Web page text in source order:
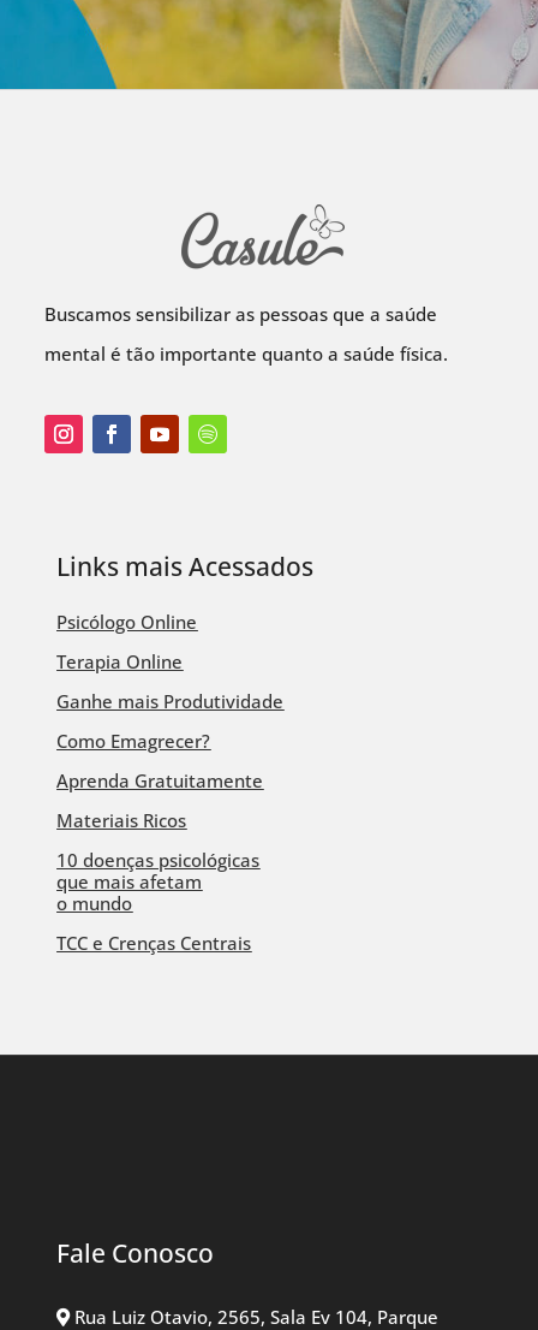
Buscamos sensibilizar as pessoas que a saúde
mental é tão importante quanto a saúde física.
Links mais Acessados
Psicólogo Online
Terapia Online
Ganhe mais Produtividade
Como Emagrecer?
Aprenda Gratuitamente
Materiais Ricos
10 doenças psicológicas
que mais afetam
o mundo
TCC e Crenças Centrais
Fale Conosco
Rua Luiz Otavio, 2565, Sala Ev 104, Parque